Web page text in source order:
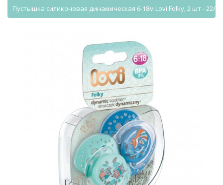
Пустышка силиконовая динамическая 6-18м Lovi Folky, 2 шт - 22/